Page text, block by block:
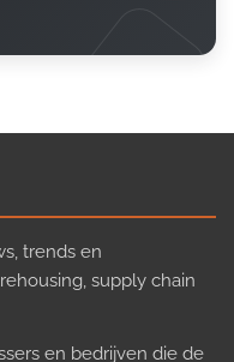
trends en
supply chain
en bedrijven die de